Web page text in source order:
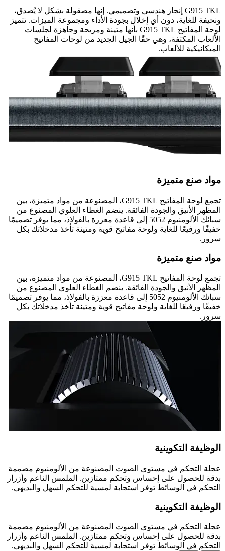
G915 TKL إنجاز هندسي وتصميمي. إنها مصقولة بشكل لا يُصدق،
ونحيفة للغاية، دون أي إخلال بجودة الأداء ومجموعة الميزات. تتميز
لوحة المفاتيح G915 TKL بأنها متينة ومريحة وجاهزة لجلسات
الألعاب المكثفة، وهي حقًا الجيل الجديد من لوحات المفاتيح
الميكانيكية للألعاب.
مواد صنع متميزة
تجمع لوحة المفاتيح G915 TKL، المصنوعة من مواد متميزة، بين
المظهر الأنيق والجودة الفائقة. ينضم الغطاء العلوي المصنوع من
سبائك الألومنيوم 5052 إلى قاعدة معززة بالفولاذ، مما يوفر تصميمًا
خفيفًا ورفيعًا للغاية ولوحة مفاتيح قوية ومتينة تأخذ مدخلاتك بكل
سرور.
مواد صنع متميزة
تجمع لوحة المفاتيح G915 TKL، المصنوعة من مواد متميزة، بين
المظهر الأنيق والجودة الفائقة. ينضم الغطاء العلوي المصنوع من
سبائك الألومنيوم 5052 إلى قاعدة معززة بالفولاذ، مما يوفر تصميمًا
خفيفًا ورفيعًا للغاية ولوحة مفاتيح قوية ومتينة تأخذ مدخلاتك بكل
سرور.
الوظيفة التكوينية
عجلة التحكم في مستوى الصوت المصنوعة من الألومنيوم مصممة
بدقة للحصول على إحساس وتحكم ممتازين. الملمس الناعم وأزرار
التحكم في الوسائط توفر استجابة لمسية للتحكم السهل والبديهي.
الوظيفة التكوينية
عجلة التحكم في مستوى الصوت المصنوعة من الألومنيوم مصممة
بدقة للحصول على إحساس وتحكم ممتازين. الملمس الناعم وأزرار
التحكم في الوسائط توفر استجابة لمسية للتحكم السهل والبديهي.